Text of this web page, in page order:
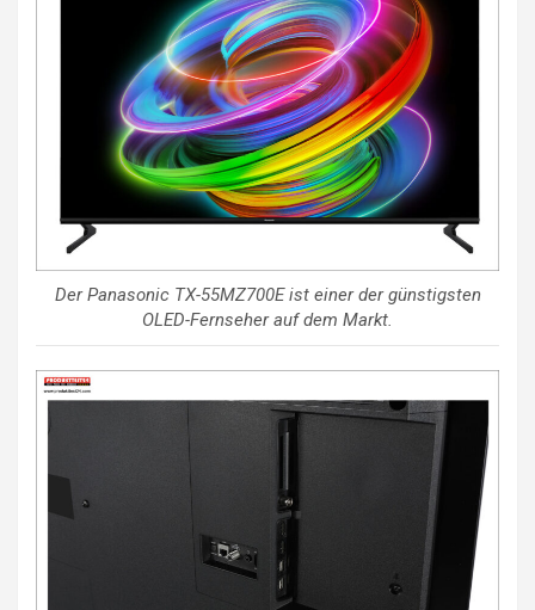
Der Panasonic TX-55MZ700E ist einer der günstigsten
OLED-Fernseher auf dem Markt.